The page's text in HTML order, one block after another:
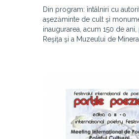
Din program: întâlniri cu
aşezăminte de cult şi
inaugurarea, acum 150 de
Reşiţa şi a Muzeului de